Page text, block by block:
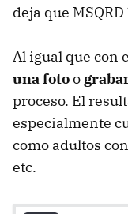
deja que
Al igual que con
una fotoo
proceso. El
especialmente
como adultos
etc.